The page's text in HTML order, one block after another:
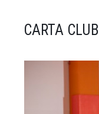
CARTA CLUB